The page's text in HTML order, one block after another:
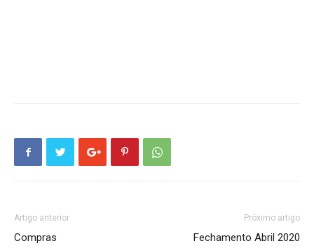
Artigo anterior
Compras
Próximo artigo
Fechamento Abril 2020